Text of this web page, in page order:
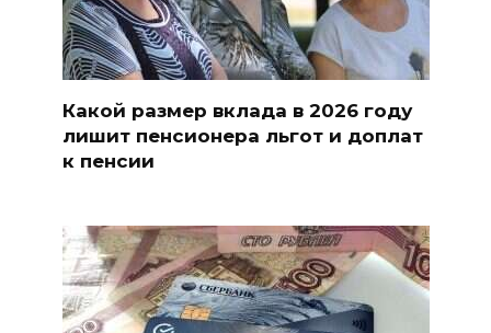
Какой размер вклада в 2026 году
лишит пенсионера льгот и доплат
к пенсии